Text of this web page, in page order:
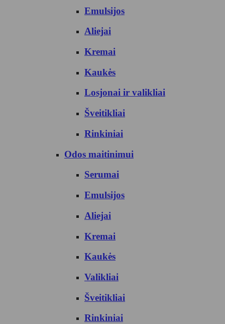
Emulsijos
Aliejai
Kremai
Kaukės
Losjonai ir valikliai
Šveitikliai
Rinkiniai
Odos maitinimui
Serumai
Emulsijos
Aliejai
Kremai
Kaukės
Valikliai
Šveitikliai
Rinkiniai